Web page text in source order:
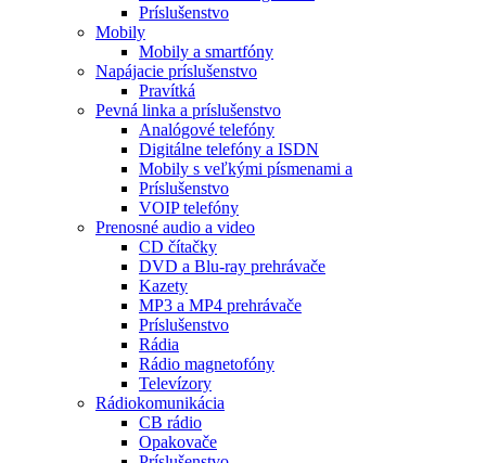
Príslušenstvo
Mobily
Mobily a smartfóny
Napájacie príslušenstvo
Pravítká
Pevná linka a príslušenstvo
Analógové telefóny
Digitálne telefóny a ISDN
Mobily s veľkými písmenami a
Príslušenstvo
VOIP telefóny
Prenosné audio a video
CD čítačky
DVD a Blu-ray prehrávače
Kazety
MP3 a MP4 prehrávače
Príslušenstvo
Rádia
Rádio magnetofóny
Televízory
Rádiokomunikácia
CB rádio
Opakovače